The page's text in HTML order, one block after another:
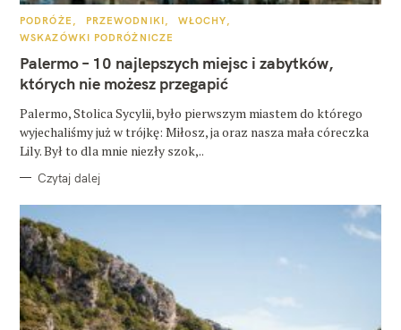
K
T
G
R
PODRÓŻE PRZEWODNIKI
WŁOCHY
WSKAZÓWKI PODRÓŻNICZE
Palermo – 10 najlepszych miejsc i zabytków,
których nie możesz przegapić
Palermo, Stolica Sycylii, było pierwszym miastem do którego
wyjechaliśmy już w trójkę: Miłosz, ja oraz nasza mała córeczka
Lily. Był to dla mnie niezły szok,..
Czytaj dalej